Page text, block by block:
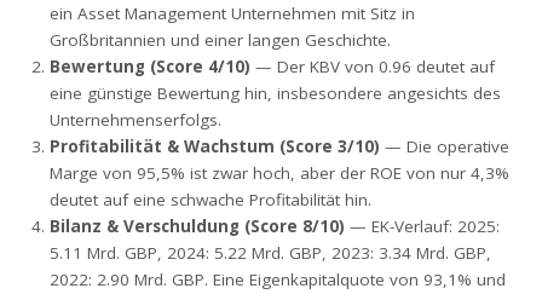
ein Asset Management Unternehmen mit Sitz in
Großbritannien und einer langen Geschichte.
Bewertung (Score 4/10) — Der KBV von 0.96 deutet auf
eine günstige Bewertung hin, insbesondere angesichts des
Unternehmenserfolgs.
Profitabilität & Wachstum (Score 3/10) — Die operative
Marge von 95,5% ist zwar hoch, aber der ROE von nur 4,3%
deutet auf eine schwache Profitabilität hin.
Bilanz & Verschuldung (Score 8/10) — EK-Verlauf: 2025:
5.11 Mrd. GBP, 2024: 5.22 Mrd. GBP, 2023: 3.34 Mrd. GBP,
2022: 2.90 Mrd. GBP. Eine Eigenkapitalquote von 93,1% und